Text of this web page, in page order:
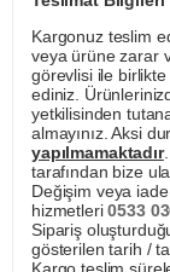
Kargonuz teslim
veya ürüne zarar
görevlisi ile
ediniz.
yetkilisinden
almayınız. Aksi
yapılmamaktadır
tarafından bize
Değişim veya
hizmetleri0533
Sipariş
gösterilen tarih /